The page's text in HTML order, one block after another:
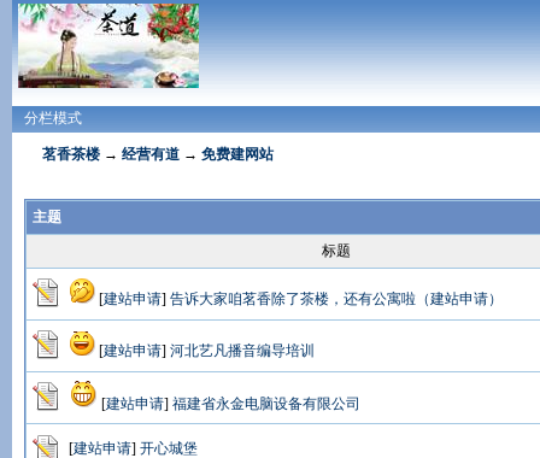
分栏模式
茗香茶楼 → 经营有道 → 免费建网站
主题
标题
[建站申请] 告诉大家咱茗香除了茶楼，还有公寓啦（建站申请）
[建站申请] 河北艺凡播音编导培训
[建站申请] 福建省永金电脑设备有限公司
[建站申请] 开心城堡